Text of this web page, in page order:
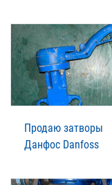
Продаю затворы
Данфос Danfoss